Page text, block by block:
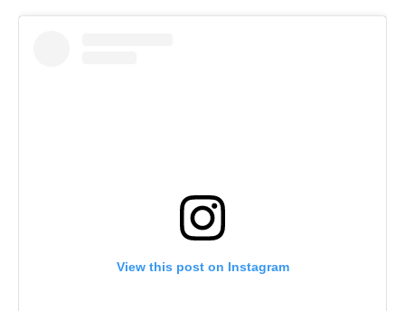
View this post on Instagram